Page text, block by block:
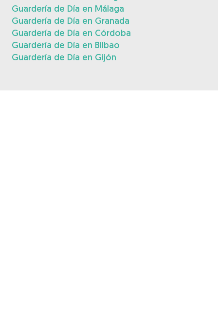
Guardería de Día en Málaga
Guardería de Día en Granada
Guardería de Día en Córdoba
Guardería de Día en Bilbao
Guardería de Día en Gijón